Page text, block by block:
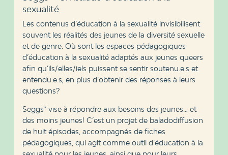
sexualité
Les contenus d’éducation à la sexualité invisibilisent
souvent les réalités des jeunes de la diversité sexuelle
et de genre. Où sont les espaces pédagogiques
d’éducation à la sexualité adaptés aux jeunes queers
afin qu’ils/elles/iels puissent se sentir soutenu.e.s et
entendu.e.s, en plus d’obtenir des réponses à leurs
questions?
Seggs* vise à répondre aux besoins des jeunes… et
des moins jeunes! C’est un projet de baladodiffusion
de huit épisodes, accompagnés de fiches
pédagogiques, qui agit comme outil d’éducation à la